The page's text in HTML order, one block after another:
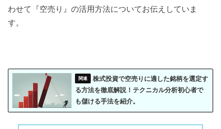
わせて『空売り』の活用方法についてお伝えしていま
す。
株式投資で空売りに適した銘柄を選定す
る方法を徹底解説！テクニカル分析初心者で
も儲ける手法を紹介。